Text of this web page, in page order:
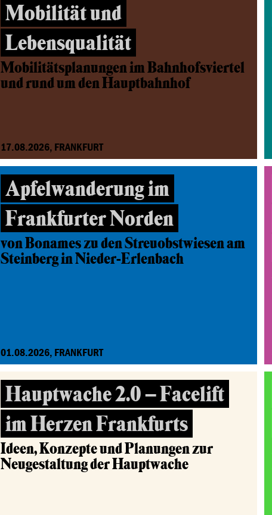
Mobilität und
Lebensqualität
Mobilitätsplanungen im Bahnhofsviertel
und rund um den Hauptbahnhof
17.08.2026, FRANKFURT
Apfelwanderung im
Frankfurter Norden
von Bonames zu den Streuobstwiesen am
Steinberg in Nieder-Erlenbach
01.08.2026, FRANKFURT
Hauptwache 2.0 – Facelift
im Herzen Frankfurts
Ideen, Konzepte und Planungen zur
Neugestaltung der Hauptwache